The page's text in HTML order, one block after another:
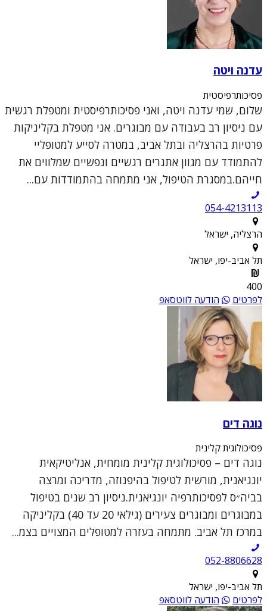
עדנה ויטה
פסיכותרפיסטית
שלום, שמי עדנה ויטה, ואני פסיכותרפיסטית ומטפלת רגשית
עם ניסיון רב בעבודה עם מבוגרים. אני מטפלת בקליניקות
פרטיות בהרצליה ובתל אביב, במטרה לסייע למטופליי
להתמודד עם מגוון אתגרים רגשיים ונפשיים שמלווים את
חייהם.במסגרת הטיפול, אני מתמחה בהתמודדות עם...
054-4213113
הרצליה, ישראל
תל אביב-יפו, ישראל
400
לפרטים
הודעה לווטסאפ
נוגה דים
פסיכולוגית קלינית
נוגה דים – פסיכולוגית קלינית מומחית, אנליטיקאית
יונגיאנית, מורשית לטיפול בהיפנוזה, מדריכה ומרצה
בביה״ס לפסיכותרפיה יונגיאנית.ניסיון רב שנים בטיפול
במבוגרים ומבוגרים צעירים (גילאי 20 עד 40) בקליניקה
במרכז תל אביב. מתמחה בעזרה למטופלים המצויים בצמ...
052-8806628
תל אביב-יפו, ישראל
לפרטים
הודעה לווטסאפ